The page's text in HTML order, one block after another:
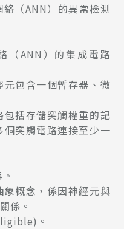
（ANN）的異常檢測
ANN）的集成電路
包含一個暫存器、微
括存儲突觸權重的記
突觸電路連接至少一
概念，係因神經元與
係。
。